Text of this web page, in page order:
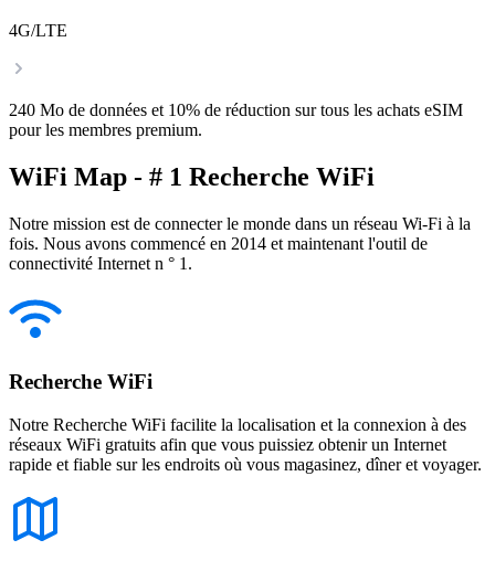
4G/LTE
240 Mo de données et 10% de réduction sur tous les achats eSIM
pour les membres premium.
WiFi Map - # 1 Recherche WiFi
Notre mission est de connecter le monde dans un réseau Wi-Fi à la
fois. Nous avons commencé en 2014 et maintenant l'outil de
connectivité Internet n ° 1.
Recherche WiFi
Notre Recherche WiFi facilite la localisation et la connexion à des
réseaux WiFi gratuits afin que vous puissiez obtenir un Internet
rapide et fiable sur les endroits où vous magasinez, dîner et voyager.